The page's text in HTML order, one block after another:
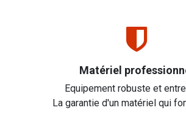
Matériel
Equipement robuste et
La garantie d'un matériel qui